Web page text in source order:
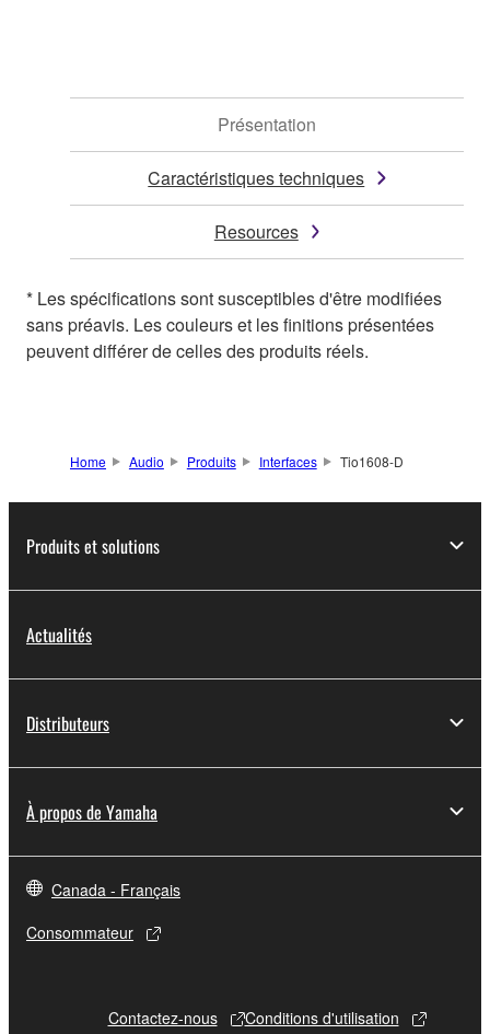
Présentation
Caractéristiques techniques
Resources
* Les spécifications sont susceptibles d'être modifiées
sans préavis. Les couleurs et les finitions présentées
peuvent différer de celles des produits réels.
Home Audio Produits Interfaces Tio1608-D
Produits et solutions
Actualités
Distributeurs
À propos de Yamaha
Canada - Français
Consommateur
Contactez-nous
Conditions d'utilisation